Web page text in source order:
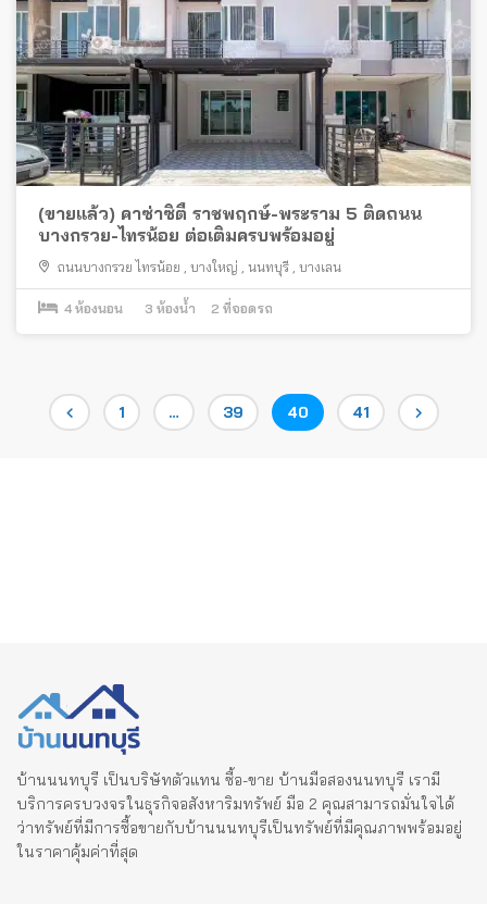
(ขายแล้ว) คาซ่าซิตี้ ราชพฤกษ์-พระราม 5 ติดถนน
บางกรวย-ไทรน้อย ต่อเติมครบพร้อมอยู่
ถนนบางกรวย ไทรน้อย บางใหญ่ นนทบุรี บางเลน
4 ห้องนอน 3 ห้องน้ำ 2 ที่จอดรถ
PostsPage
1 … Page
39 Page
40 Page
41
บ้านนนทบุรี เป็นบริษัทตัวแทน ซื้อ-ขาย บ้านมือสองนนทบุรี เรามี
บริการครบวงจรในธุรกิจอสังหาริมทรัพย์ มือ 2 คุณสามารถมั่นใจได้
ว่าทรัพย์ที่มีการซื้อขายกับบ้านนนทบุรีเป็นทรัพย์ที่มีคุณภาพพร้อมอยู่
ในราคาคุ้มค่าที่สุด